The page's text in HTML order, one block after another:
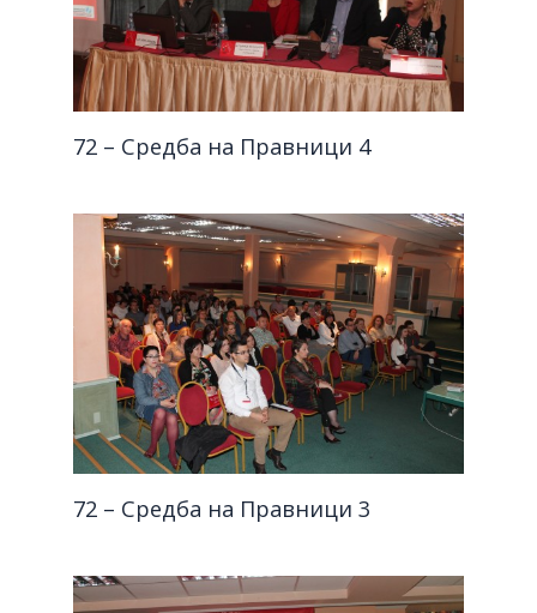
72 – Средба на Правници 4
72 – Средба на Правници 3